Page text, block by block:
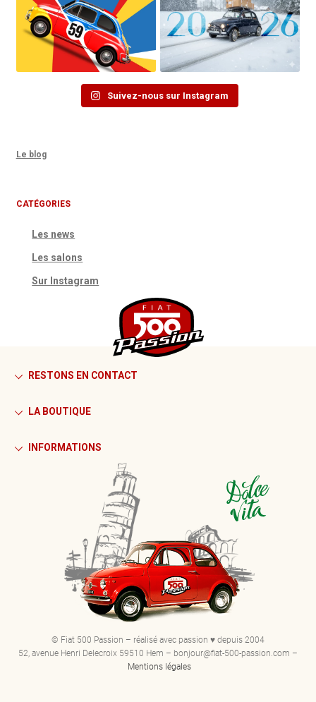
Suivez-nous sur Instagram
Le blog
CATÉGORIES
Les news
Les salons
Sur Instagram
RESTONS EN CONTACT
LA BOUTIQUE
INFORMATIONS
© Fiat 500 Passion – réalisé avec passion ♥ depuis 2004
52, avenue Henri Delecroix 59510 Hem – bonjour@fiat-500-passion.com –
Mentions légales